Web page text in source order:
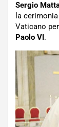
Sergio
la
Vaticano
Paolo VI.